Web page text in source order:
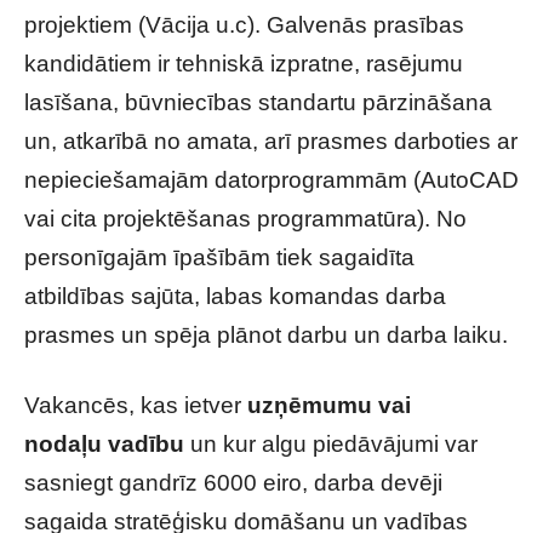
projektiem (Vācija u.c). Galvenās prasības
kandidātiem ir tehniskā izpratne, rasējumu
lasīšana, būvniecības standartu pārzināšana
un, atkarībā no amata, arī prasmes darboties ar
nepieciešamajām datorprogrammām (AutoCAD
vai cita projektēšanas programmatūra). No
personīgajām īpašībām tiek sagaidīta
atbildības sajūta, labas komandas darba
prasmes un spēja plānot darbu un darba laiku.
Vakancēs, kas ietver uzņēmumu vai
nodaļu vadību un kur algu piedāvājumi var
sasniegt gandrīz 6000 eiro, darba devēji
sagaida stratēģisku domāšanu un vadības